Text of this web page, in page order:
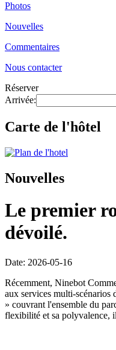
Photos
Nouvelles
Commentaires
Nous contacter
Réserver
Arrivée:
Carte de l'hôtel
Nouvelles
Le premier
dévoilé.
Date: 2026-05-16
Récemment, Ninebot
aux services multi-scénarios
» couvrant l'ensemble du
flexibilité et sa polyvalence,